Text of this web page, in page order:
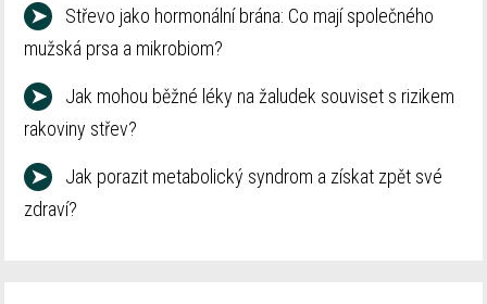
➤
Střevo jako hormonální brána: Co mají společného
mužská prsa a mikrobiom?
➤
Jak mohou běžné léky na žaludek souviset s rizikem
rakoviny střev?
➤
Jak porazit metabolický syndrom a získat zpět své
zdraví?